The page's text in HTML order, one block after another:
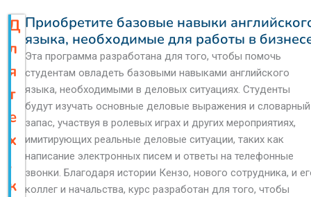
Д
л
я
т
е
х
,
к
Приобретите базовые навыки
языка, необходимые для работы в
Эта программа разработана для того, чтобы помочь
студентам овладеть базовыми навыками английского
языка, необходимыми в деловых ситуациях. Студенты
будут изучать основные деловые выражения и словарный
запас, участвуя в ролевых играх и других мероприятиях,
имитирующих реальные деловые ситуации, таких как
написание электронных писем и ответы на телефонные
звонки. Благодаря истории Кензо, нового сотрудника, и
коллег и начальства, курс разработан для того, чтобы